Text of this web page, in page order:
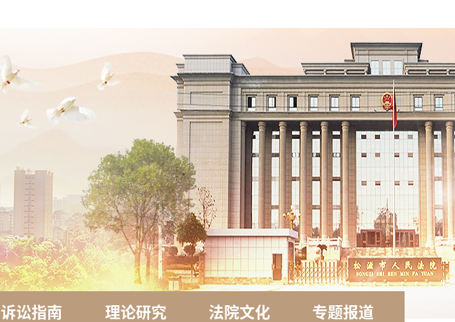
诉讼指南 理论研究 法院文化 专题报道